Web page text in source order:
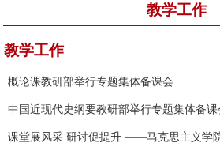
教学工作
教学工作
概论课教研部举行专题集体备课会
中国近现代史纲要教研部举行专题集体备课